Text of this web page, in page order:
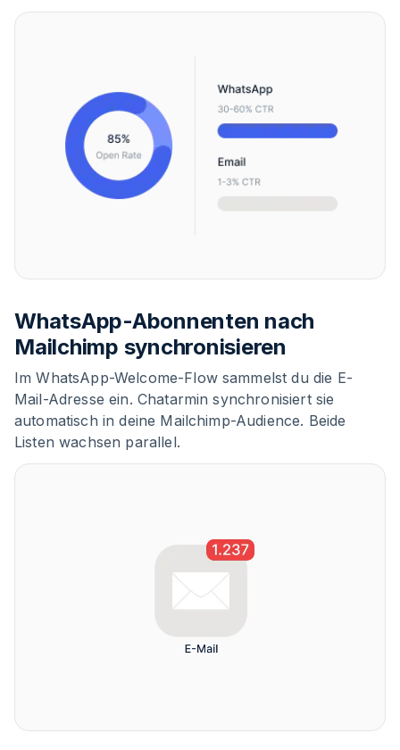
WhatsApp-Abonnenten nach
Mailchimp synchronisieren
Im WhatsApp-Welcome-Flow sammelst du die E-
Mail-Adresse ein. Chatarmin synchronisiert sie
automatisch in deine Mailchimp-Audience. Beide
Listen wachsen parallel.